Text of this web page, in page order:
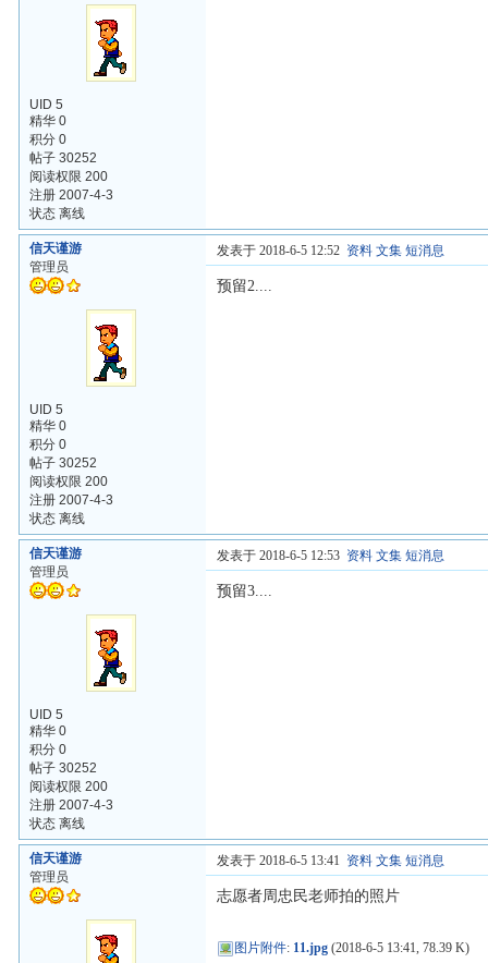
UID 5
精华 0
积分 0
帖子 30252
阅读权限 200
注册 2007-4-3
状态 离线
信天谨游
管理员
UID 5
精华 0
积分 0
帖子 30252
阅读权限 200
注册 2007-4-3
状态 离线
发表于 2018-6-5 12:52 资料 文集 短消息
预留2....
信天谨游
管理员
UID 5
精华 0
积分 0
帖子 30252
阅读权限 200
注册 2007-4-3
状态 离线
发表于 2018-6-5 12:53 资料 文集 短消息
预留3....
信天谨游
管理员
发表于 2018-6-5 13:41 资料 文集 短消息
志愿者周忠民老师拍的照片
图片附件: 11.jpg (2018-6-5 13:41, 78.39 K)